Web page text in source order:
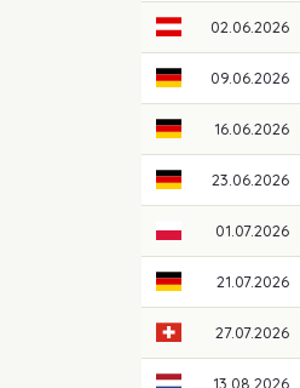
02.06.2026
09.06.2026
16.06.2026
23.06.2026
01.07.2026
21.07.2026
27.07.2026
13.08.2026